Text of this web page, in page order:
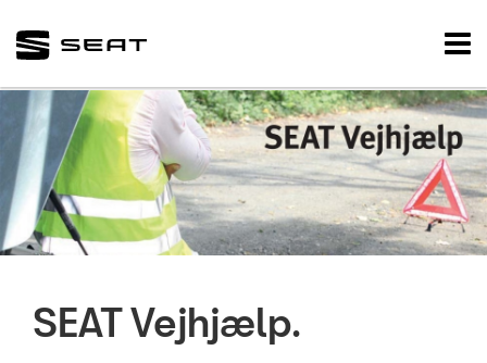
NYE BILER
BRUGTE BILER
VÆRKSTED
SEAT Vejhjælp.